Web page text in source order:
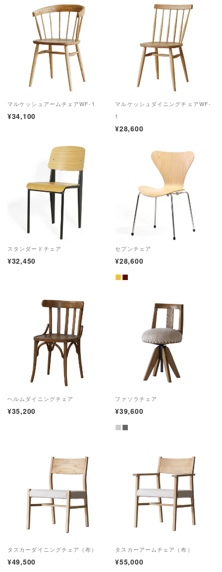
マルケッシュアームチェアWF-1
¥34,100
マルケッシュダイニングチェアWF-
1
¥28,600
スタンダードチェア
¥32,450
セブンチェア
¥28,600
■■
ヘルムダイニングチェア
¥35,200
ファソラチェア
¥39,600
■■
タスカーダイニングチェア（布）
¥49,500
タスカーアームチェア（布）
¥55,000